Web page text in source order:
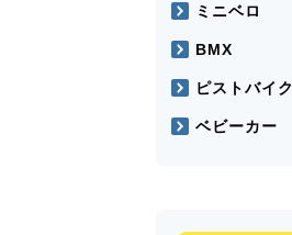
ミニベロ
BMX
ピストバイク
ベビーカー